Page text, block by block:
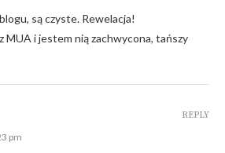
są czyste. Rewelacja!
MUA i jestem nią zachwycona, tańszy
pm
REPLY